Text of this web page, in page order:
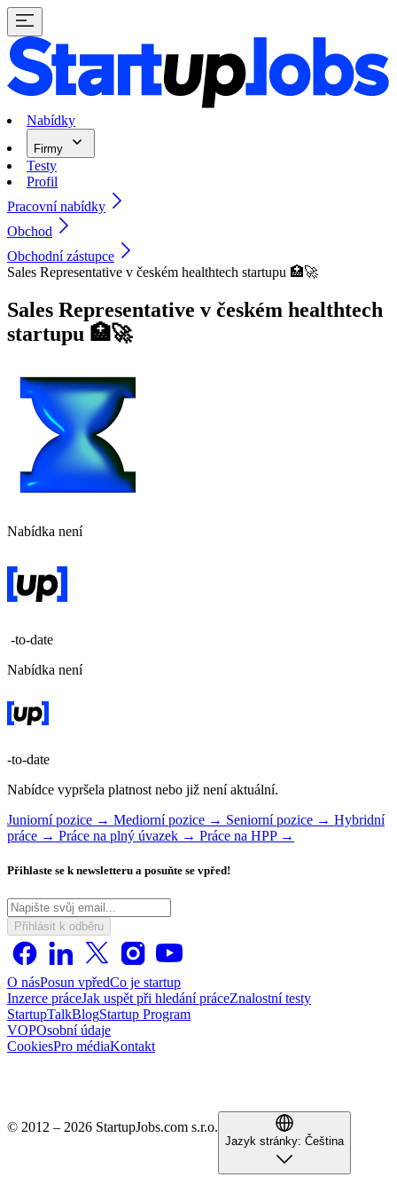
Nabídky
Firmy
Testy
Profil
Pracovní nabídky
Obchod
Obchodní zástupce
Sales Representative v českém healthtech startupu 🏥🚀
Sales Representative v českém healthtech
startupu 🏥🚀
Nabídka není
-to-date
Nabídka není
-to-date
Nabídce vypršela platnost nebo již není aktuální.
Juniorní pozice → Mediorní pozice → Seniorní pozice → Hybridní
práce → Práce na plný úvazek → Práce na HPP →
Přihlaste se k newsletteru a posuňte se vpřed!
Přihlásit k odběru
O násPosun vpředCo je startup
Inzerce práceJak uspět při hledání práceZnalostní testy
StartupTalkBlogStartup Program
VOPOsobní údaje
CookiesPro médiaKontakt
© 2012 – 2026 StartupJobs.com s.r.o.
Jazyk stránky: Čeština